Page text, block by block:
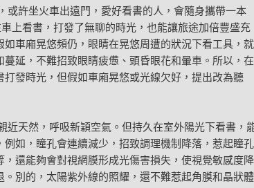
或許坐火車出遠門，愛好看書的人，會隨身攜帶一本
上看書，打發了無聊的時光，也能讓旅途加倍豐盛充
如車廂晃悠頻仍，眼睛在晃悠周遭的狀況下看工具，就
延，不難招致眼睛疲憊、頭昏眼花和暈車。所以，在
發時光，但假如車廂晃悠或光線欠好，提出改為聽
近天然，呼吸新穎空氣。但持久在室外陽光下看書，
如，瞳孔會連續減少，招致調理機制降落，惹起瞳孔
還能夠會對視網膜形成光傷害損失，使視覺敏感度降
別的，太陽紫外線的照耀，還不難惹起角膜和晶狀體